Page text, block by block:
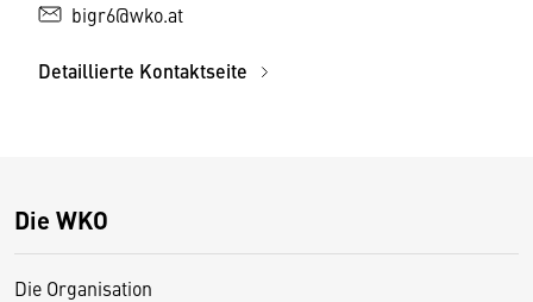
bigr6@wko.at
Detaillierte Kontaktseite
Die WKO
Die Organisation